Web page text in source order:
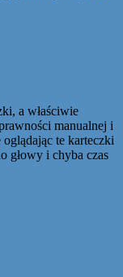
a właściwie
manualnej i
te karteczki
głowy i chyba czas